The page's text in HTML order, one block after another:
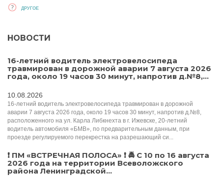
ДРУГОЕ
НОВОСТИ
16-летний водитель электровелосипеда
травмирован в дорожной аварии 7 августа 2026
года, около 19 часов 30 минут, напротив д.№8,...
10.08.2026
16-летний водитель электровелосипеда травмирован в дорожной
аварии 7 августа 2026 года, около 19 часов 30 минут, напротив д.№8,
расположенного на ул. Карла Либкнехта в г. Ижевске, 20-летний
водитель автомобиля «БМВ», по предварительным данным, при
проезде регулируемого перекрестка на разрешающий си...
❗️ ПМ «ВСТРЕЧНАЯ ПОЛОСА» ❗️ 🚔 С 10 по 16 августа
2026 года на территории Всеволожского
района Ленинградской...